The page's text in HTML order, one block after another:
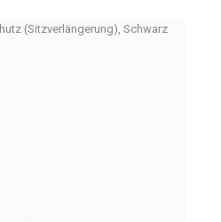
(Sitzverlängerung), Schwarz